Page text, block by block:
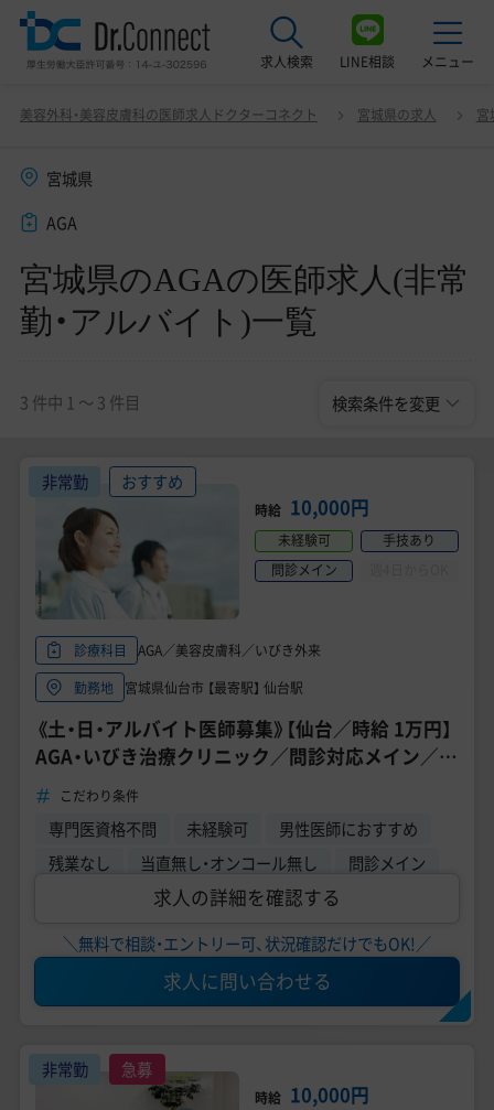
求人検索 LINE相談 メニュー
美容クリニック見学ご希望の方はこちら
サービス紹介
ドクターコネクトの強み
エージェント紹介
常勤求人一覧
美容医療医師の転職お役立ちコンテンツ
美容クリニック見学・研修情報
美容外科・美容皮膚科の医師転職体験談
美容クリニックインタビュー
美容医療の転職お役立ち記事
美容医療辞典
よくあるご質問
医師採用ご担当者様・その他問い合わせ
美容外科・美容皮膚科の医師求人ドクターコネクト 宮城県の求人 宮
宮城県
AGA
宮城県のAGAの医師求人(非常
勤・アルバイト)一覧
3 件中 1 〜 3 件目 検索条件を変更
宮城県のAGAの医師求人(非常勤・アルバイト)一覧 変更
非常勤 おすすめ
時給 10,000円
未経験可
手技あり
問診メイン
診療科目
AGA／美容皮膚科／いびき外来
勤務地
宮城県仙台市 【最寄駅】 仙台駅
《土・日・アルバイト医師募集》【仙台／時給 1万円】
AGA・いびき治療クリニック／問診対応メイン／未
経験OK／10～19時
こだわり条件
専門医資格不問 未経験可
男性医師におすすめ
残業なし
当直無し・オンコール無し 問診メイン
求人の詳細を確認する
＼無料で相談・エントリー可、状況確認だけでもOK!／
求人に問い合わせる
非常勤 急募
時給 10,000円